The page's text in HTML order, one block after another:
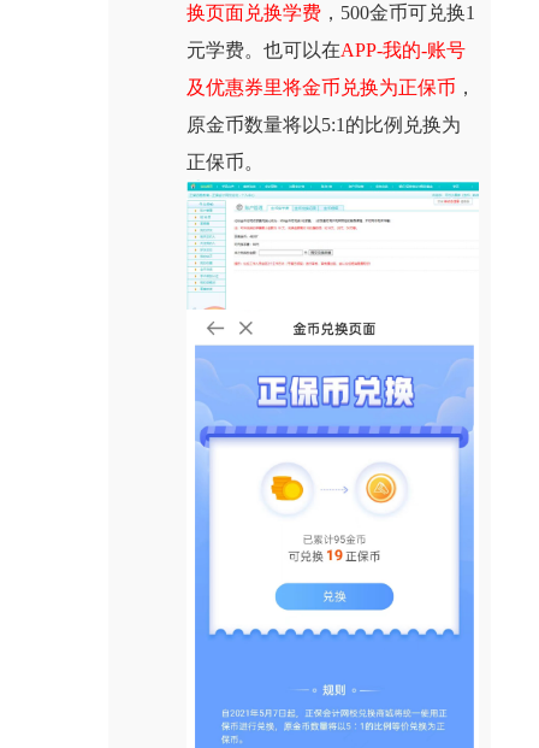
换页面兑换学费 ，500金币可兑换1
元学费。也可以在APP-我的-账号
及优惠券里将金币兑换为正保币 ，
原金币数量将以5:1的比例兑换为
正保币。